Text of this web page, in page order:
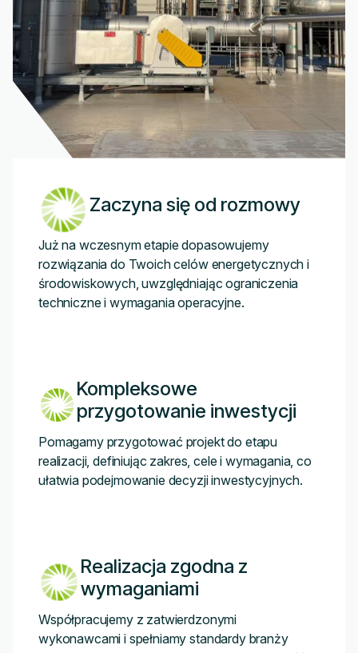
Zaczyna się od rozmowy
Już na wczesnym etapie dopasowujemy
rozwiązania do Twoich celów energetycznych i
środowiskowych, uwzględniając ograniczenia
techniczne i wymagania operacyjne.
Kompleksowe
przygotowanie inwestycji
Pomagamy przygotować projekt do etapu
realizacji, definiując zakres, cele i wymagania, co
ułatwia podejmowanie decyzji inwestycyjnych.
Realizacja zgodna z
wymaganiami
Współpracujemy z zatwierdzonymi
wykonawcami i spełniamy standardy branży